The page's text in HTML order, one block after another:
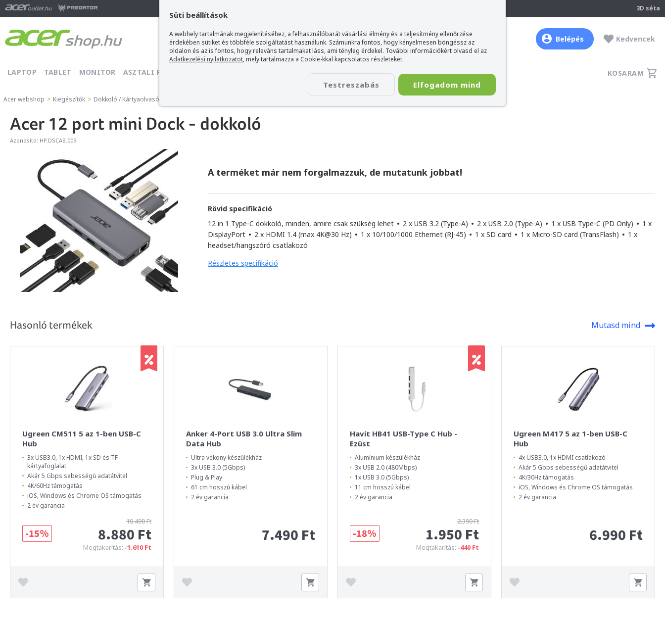
Süti beállítások
A webhely tartalmának megjelenítéséhez, a felhasználóbarát vásárlási élmény és a teljesítmény ellenőrzése
érdekében sütiket és többféle szolgáltatást használunk. Számunkra fontos, hogy kényelmesen böngéssz az
oldalon és az is fontos, hogy releváns tartalmakat láss, ami tényleg érdekel. További információkért olvasd el az
Adatkezelési nyilatkozatot, mely tartalmazza a Cookie-kkal kapcsolatos részleteket.
Testreszabás Elfogadom mind
3D séta
Belépés Kedvencek
LAPTOP TABLET MONITOR ASZTALI PC KIEGÉSZÍTŐ KAPCSOLAT KOSARAM
Acer webshop > Kiegészítők > Dokkoló / Kártyaolvasó / USB Hub
Acer 12 port mini Dock - dokkoló
Azonosító: HP.DSCAB.009
A terméket már nem forgalmazzuk, de mutatunk jobbat!
Rövid specifikáció
12 in 1 Type-C dokkoló, minden, amire csak szükség lehet • 2 x USB 3.2 (Type-A) • 2 x USB 2.0 (Type-A) • 1 x USB Type-C (PD Only) • 1 x
DisplayPort • 2 x HDMI 1.4 (max 4K@30 Hz) • 1 x 10/100/1000 Ethernet (RJ-45) • 1 x SD card • 1 x Micro-SD card (TransFlash) • 1 x
headset/hangszóró csatlakozó
Részletes specifikáció
Hasonló termékek Mutasd mind
Ugreen CM511 5 az 1-ben USB-C
Hub
3x USB3.0, 1x HDMI, 1x SD és TF
kártyafoglalat
Akár 5 Gbps sebességű adatátvitel
4K/60Hz támogatás
iOS, Windows és Chrome OS támogatás
2 év garancia
10.490 Ft
8.880 Ft
Megtakarítás: -1.610 Ft
-15%
Anker 4-Port USB 3.0 Ultra Slim
Data Hub
Ultra vékony készülékház
3x USB 3.0 (5Gbps)
Plug & Play
61 cm hosszú kábel
2 év garancia
7.490 Ft
Havit HB41 USB-Type C Hub -
Ezüst
Alumínium készülékház
3x USB 2.0 (480Mbps)
1x USB 3.0 (5Gbps)
11 cm hosszú kábel
2 év garancia
2.390 Ft
1.950 Ft
Megtakarítás: -440 Ft
-18%
Ugreen M417 5 az 1-ben USB-C
Hub
4x USB3.0, 1x HDMI csatlakozó
Akár 5 Gbps sebességű adatátvitel
4K/30Hz támogatás
iOS, Windows és Chrome OS támogatás
2 év garancia
6.990 Ft